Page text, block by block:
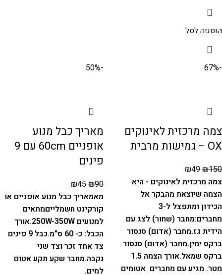
הוספה לסל
-67%
צמה מרכזית לאינוקים
OX – גמישות מרבית
₪150
₪49
צמה מרכזית לאינוקים - היא
הצמה שיוצאת מהבקר אל
הכידון ומתפצל ל-3
מחברים:מחבר (שחור) לצג עם
הידית גז.מחבר (אדום) סנסור
ברקס ימין.מחבר (אדום) סנסור
ברקס שמאל.
אורך הצמה 1.5
מטר. מגיע עם מחברים אטומים
-50%
מאריך כבל מנוע
אופניים 60cm עם 9
פינים
₪90
₪45
מאמאריך כבל מנוע אופניים או
קורקינט חשמלייםמתאים
למנועים 250W-350W.
אורך
הכבל: כ- 60 ס"מ.
כבל 9 פינים
צד אחד זכר וצד שני
נקבה.מחבר שקע תקע אטום
למים.